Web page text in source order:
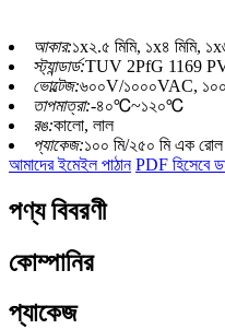
আকার:১x২.৫ মিমি, ১x৪ মিমি,
স্ট্যান্ডার্ড:TUV 2PfG 1169
ভোল্টেজ:৬০০V/১০০০VAC,
তাপমাত্রা:-৪০℃~১২০℃
রঙ:কালো, লাল
প্যাকেজ:১০০ মি/২৫০ মি এক রোল
আমাদের ইমেইল পাঠান PDF হিসেবে
পণ্য বিবরণী
কোম্পানির
প্যাকেজ